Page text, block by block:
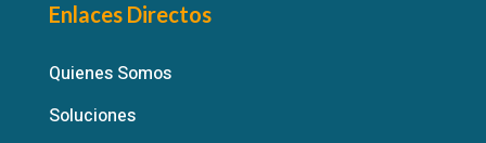
Enlaces Directos
Quienes Somos
Soluciones